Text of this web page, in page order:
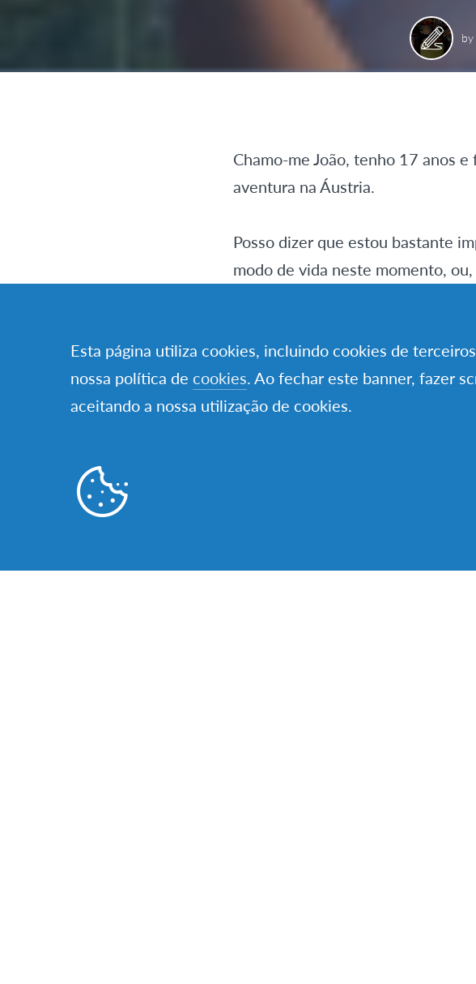
by
Chamo-me João, tenho 17 anos
aventura na Áustria.
Posso dizer que estou bastante
modo de vida neste momento,
sempre com o movimento da
conhecimento de onde eu iria
estava habituado! Por exemplo,
acolhimento com quatro irmãos,
de enfrentar os seguintes 10
Esta página utiliza cookies, incluindo cookies de
nossa política de cookies. Ao fechar este banner, fazer
aceitando a nossa utilização de cookies.